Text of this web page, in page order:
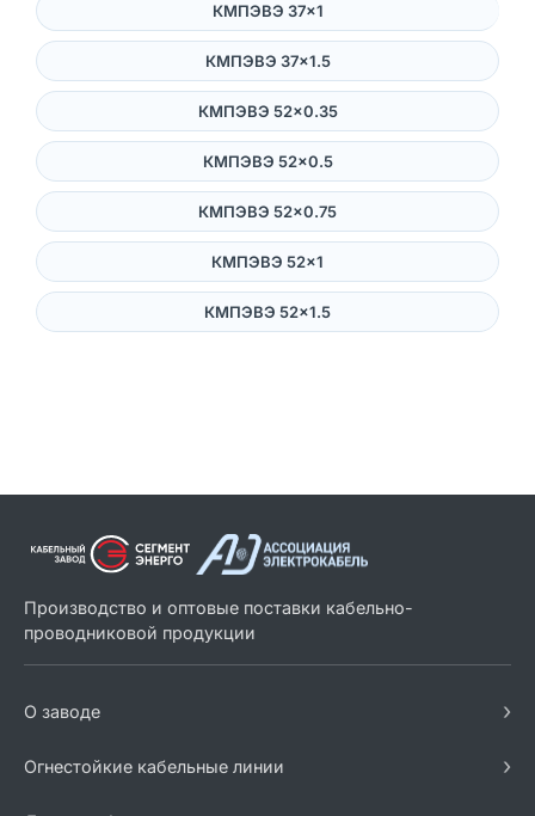
КМПЭВЭ 37×1
КМПЭВЭ 37×1.5
КМПЭВЭ 52×0.35
КМПЭВЭ 52×0.5
КМПЭВЭ 52×0.75
КМПЭВЭ 52×1
КМПЭВЭ 52×1.5
Производство и оптовые поставки кабельно-
проводниковой продукции
О заводе ›
Огнестойкие кабельные линии ›